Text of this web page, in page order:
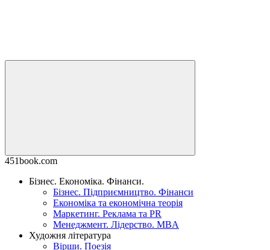
451book.com
Бізнес. Економіка. Фінанси.
Бізнес. Підприємництво. Фінанси
Економіка та економічна теорія
Маркетинг. Реклама та PR
Менеджмент. Лідерство. MBA
Художня література
Вірши. Поезія